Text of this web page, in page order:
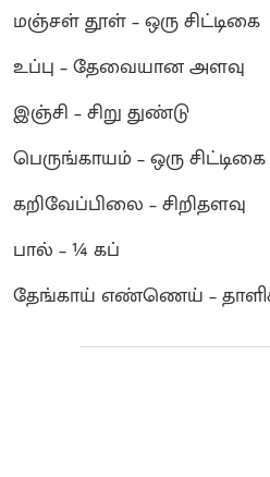
மஞ்சள் தூள் – ஒரு சிட்டிகை
உப்பு – தேவையான அளவு
இஞ்சி – சிறு துண்டு
பெருங்காயம் – ஒரு சிட்டிகை
கறிவேப்பிலை – சிறிதளவு
பால் – ¼ கப்
தேங்காய் எண்ணெய் –